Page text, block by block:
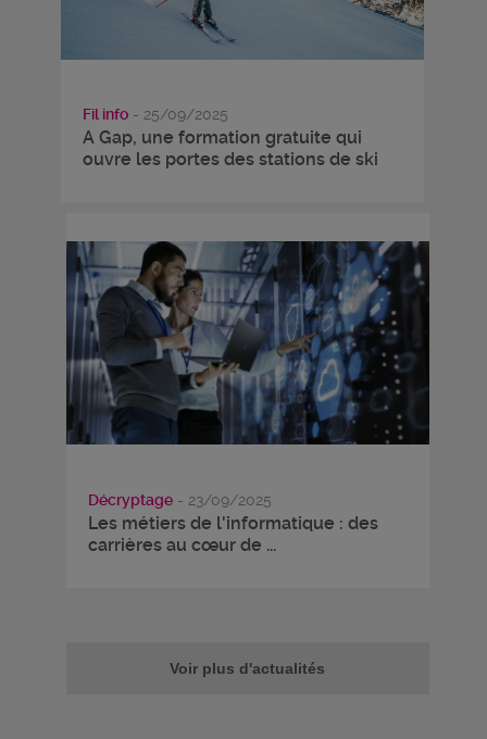
Fil info - 25/09/2025
A Gap, une formation gratuite qui
ouvre les portes des stations de ski
Décryptage - 23/09/2025
Les métiers de l'informatique : des
carrières au cœur de ...
Voir plus d'actualités